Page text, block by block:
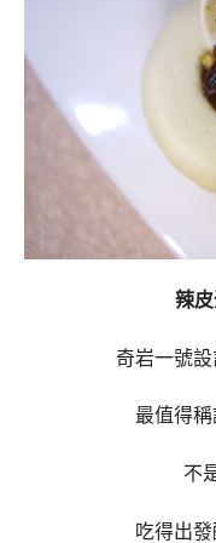
辣
奇岩一號設
最值得稱
不
吃得出